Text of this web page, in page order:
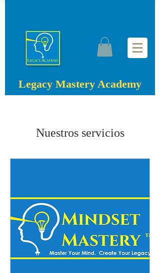
Legacy Mastery Academy
Nuestros servicios